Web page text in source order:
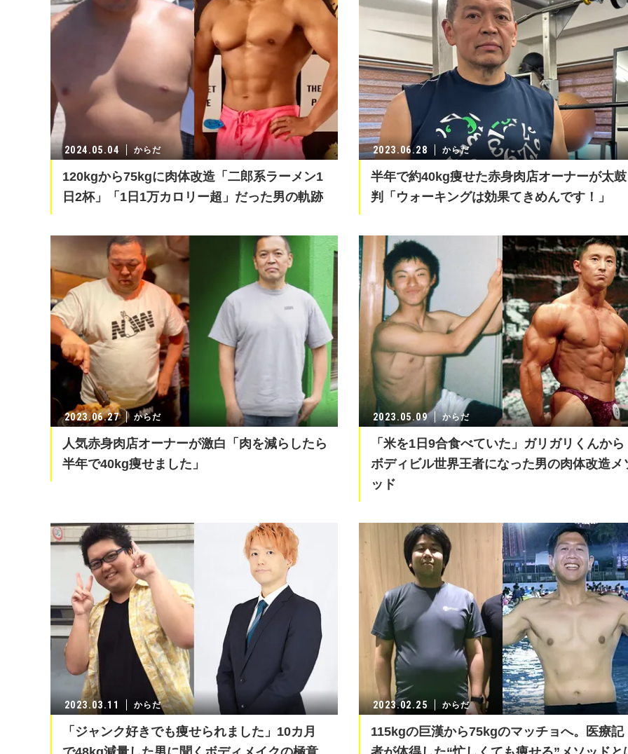
2024.05.04 からだ
120kgから75kgに肉体改造「二郎系ラーメン1
日2杯」「1日1万カロリー超」だった男の軌跡
2023.06.28 からだ
半年で約40kg痩せた赤身肉店オーナーが太鼓
判「ウォーキングは効果てきめんです！」
2023.06.27 からだ
人気赤身肉店オーナーが激白「肉を減らしたら
半年で40kg痩せました」
2023.05.09 からだ
「米を1日9合食べていた」ガリガリくんから
ボディビル世界王者になった男の肉体改造メ
ッド
2023.03.11 からだ
「ジャンク好きでも痩せられました」10カ月
2023.02.25 からだ
115kgの巨漢から75kgのマッチョへ。医療記